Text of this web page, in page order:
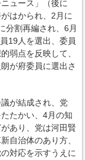
ュース」（後に
はかられ、2月に
分割再編され、6月
19人を選出、委員
弱点を反映して、
が府委員に選出さ
が結成され、党
たかい、4月の知
あり、党は河田賢
自治体のあり方、
対応を示すうえに